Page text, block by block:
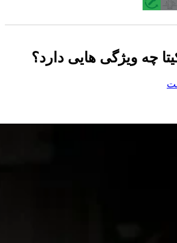
چه ویژگی هایی دارد؟